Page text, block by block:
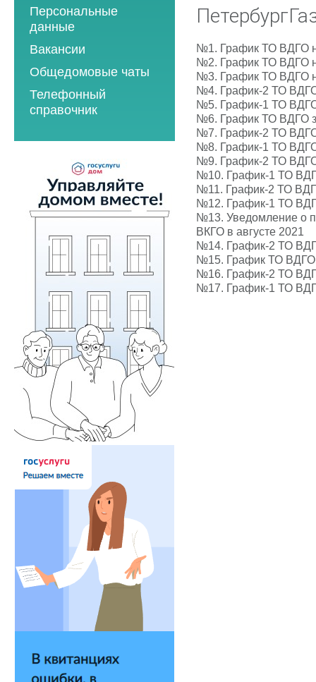
2018 год
2021 год
2022 год
2025 год
2026 год
Мероприятия по
энергосбережению
2019 год
2020 год
2021 год
2022 год
2023 год
2024 год
2019 год
2020 год
2021 год
2022 год
2023 год
2024 год
2025 год
2026 год
Персональные
данные
Вакансии
Общедомовые чаты
Телефонный
справочник
№1. График ТО ВДГО
№2. График ТО ВДГО
№3. График ТО ВДГО
№4. График-2 ТО
№5. График-1 ТО
№6. График ТО ВДГО
№7. График-2 ТО
№8. График-1 ТО
№9. График-2 ТО
№10. График-1 ТО
№11. График-2 ТО
№12. График-1 ТО
№13. Уведомление о
ВКГО в августе 2021
№14. График-2 ТО
№15. График ТО ВДГО
№16. График-2 ТО
№17. График-1 ТО